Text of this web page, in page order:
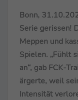
Bonn,
Serie gerissen!
Meppen und
Spielen. „Fühlt
an“, gab FCK-
ärgerte, weil
Intensität